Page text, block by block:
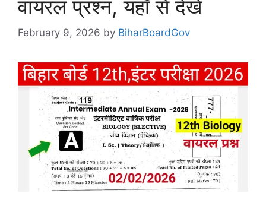
वायरल प्रश्न, यहाँ से देखें
February 9, 2026 by BiharBoardGov